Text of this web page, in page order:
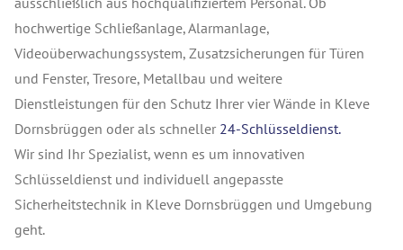
hochwertige Schließanlage, Alarmanlage,
Videoüberwachungssystem, Zusatzsicherungen für Türen
und Fenster, Tresore, Metallbau und weitere
Dienstleistungen für den Schutz Ihrer vier Wände in Kleve
Dornsbrüggen oder als schneller 24-Schlüsseldienst.
Wir sind Ihr Spezialist, wenn es um innovativen
Schlüsseldienst und individuell angepasste
Sicherheitstechnik in Kleve Dornsbrüggen und Umgebung
geht.